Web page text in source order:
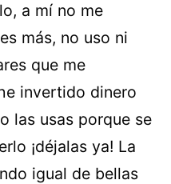
a mí no me
más, no uso ni
que me
invertido dinero
las usas porque se
¡déjalas ya! La
igual de bellas